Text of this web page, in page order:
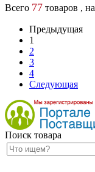
Всего 77 товаров , на
Предыдущая
1
2
3
4
Следующая
Поиск товара